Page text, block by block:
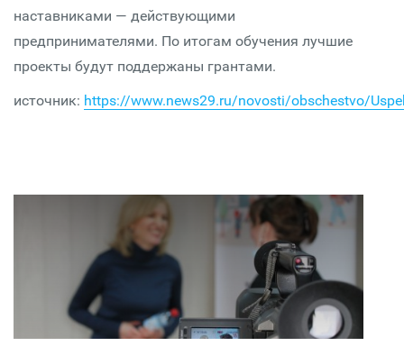
наставниками — действующими
предпринимателями. По итогам обучения лучшие
проекты будут поддержаны грантами.
источник: https://www.news29.ru/novosti/obschestvo/